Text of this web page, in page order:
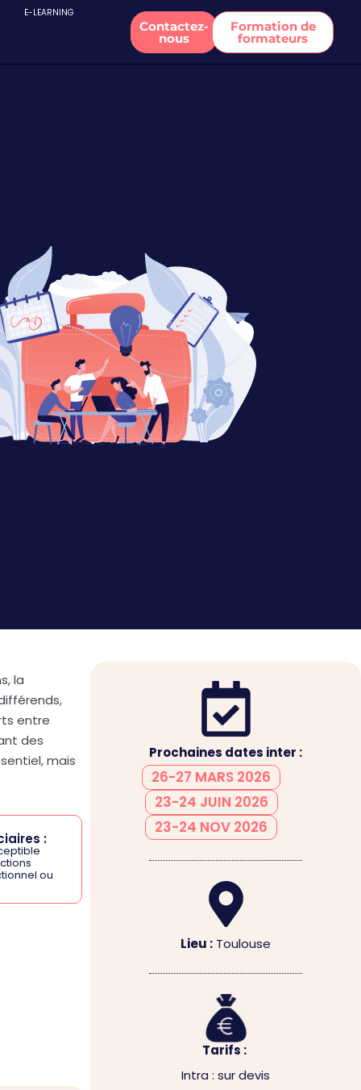
E-LEARNING
Contactez-
nous
Formation de
formateurs
la
entre
des
mais
:
ou
Prochaines dates inter :
26-27 MARS 2026
23-24 JUIN 2026
23-24 NOV 2026
Lieu : Toulouse
Tarifs :
Intra : sur devis